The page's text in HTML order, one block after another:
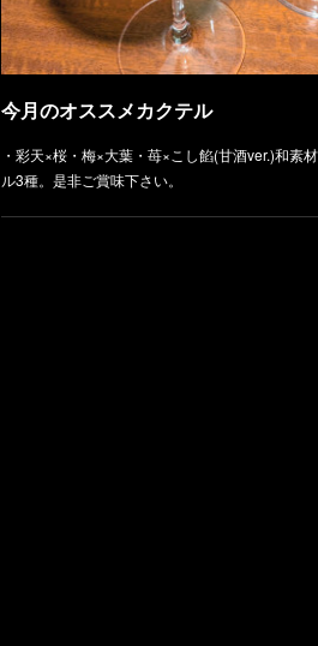
今月のオススメカクテル
・彩天×桜・梅×大葉・苺×こし餡(甘酒ver.)和素
ル3種。是非ご賞味下さい。